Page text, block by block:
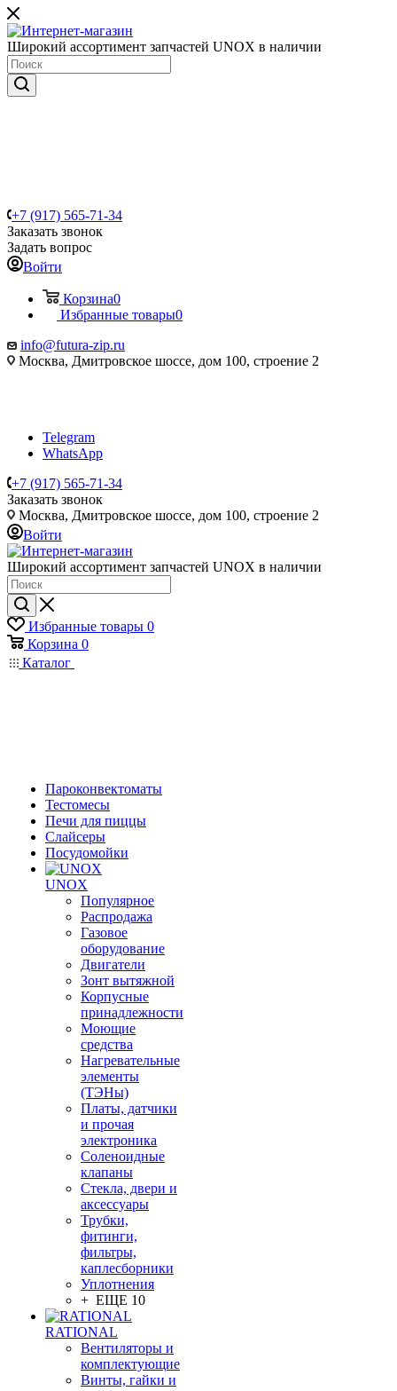
Широкий ассортимент запчастей UNOX в наличии
+7 (917) 565-71-34
Заказать звонок
Задать вопрос
Войти
Корзина0
Избранные товары0
info@futura-zip.ru
Москва, Дмитровское шоссе, дом 100, строение 2
Telegram
WhatsApp
+7 (917) 565-71-34
Заказать звонок
Москва, Дмитровское шоссе, дом 100, строение 2
Войти
Широкий ассортимент запчастей UNOX в наличии
Избранные товары 0
Корзина 0
Каталог
Пароконвектоматы
Тестомесы
Печи для пиццы
Слайсеры
Посудомойки
UNOX
Популярное
Распродажа
Газовое
оборудование
Двигатели
Зонт вытяжной
Корпусные
принадлежности
Моющие
средства
Нагревательные
элементы
(ТЭНы)
Платы, датчики
и прочая
электроника
Соленоидные
клапаны
Стекла, двери и
аксессуары
Трубки,
фитинги,
фильтры,
каплесборники
Уплотнения
+ ЕЩЕ 10
RATIONAL
Вентиляторы и
комплектующие
Винты, гайки и